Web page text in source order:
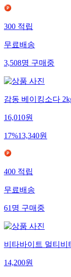
300적립
무료배송
3,508명구매중
감동 베이킹소다
16,010원
17%13,340원
400적립
무료배송
61명구매중
비타바이트 멀티비
14,200원